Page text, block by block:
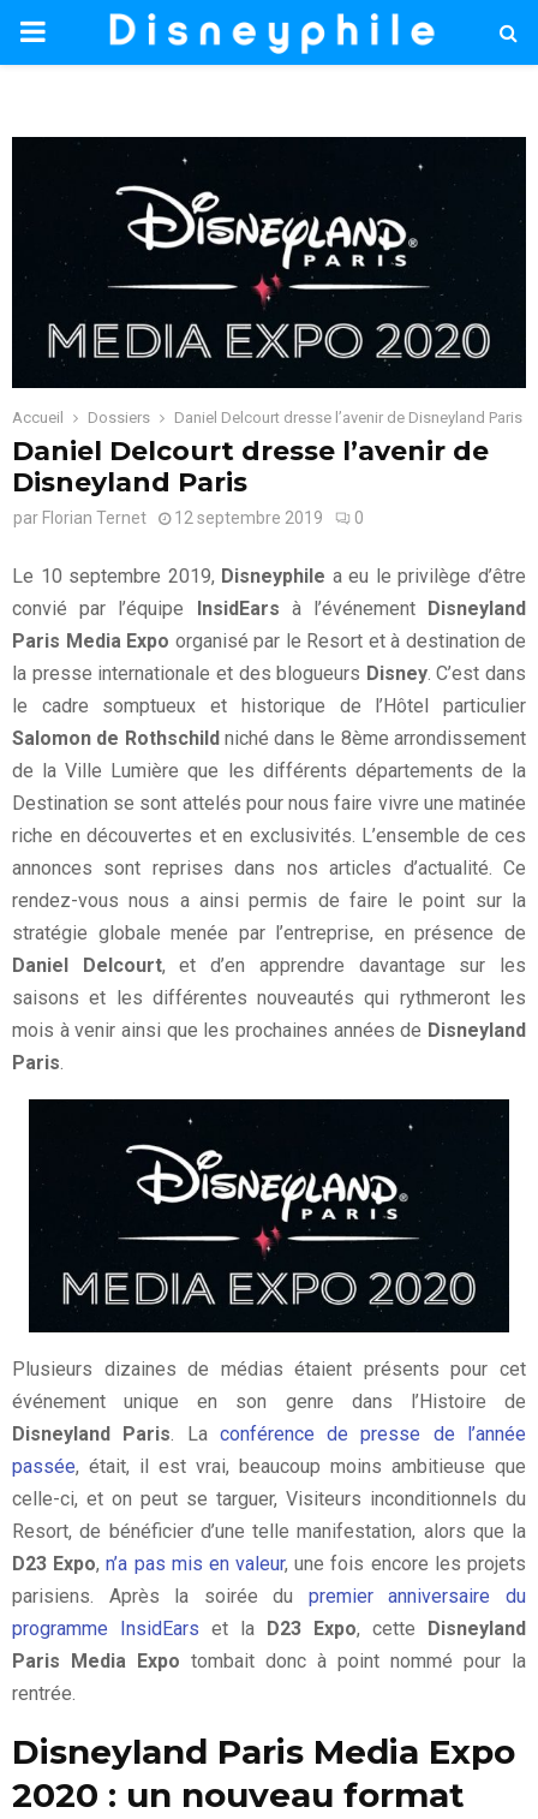
PRIMARY
Accueil Dossiers Daniel Delcourt dresse l’avenir de Disneyland Paris
Daniel Delcourt dresse l’avenir de
Disneyland Paris
par Florian Ternet 12 septembre 2019 0
Le 10 septembre 2019, Disneyphile a eu le privilège d’être
convié par l’équipe InsidEars à l’événement Disneyland
Paris Media Expo organisé par le Resort et à destination de
la presse internationale et des blogueurs Disney. C’est dans
le cadre somptueux et historique de l’Hôtel particulier
Salomon de Rothschildniché dans le 8ème arrondissement
de la Ville Lumière que les différents départements de la
Destination se sont attelés pour nous faire vivre une matinée
riche en découvertes et en exclusivités. L’ensemble de ces
annonces sont reprises dans nos articles d’actualité. Ce
rendez-vous nous a ainsi permis de faire le point sur la
stratégie globale menée par l’entreprise, en présence de
Daniel Delcourt, et d’en apprendre davantage sur les
saisons et les différentes nouveautés qui rythmeront les
mois à venir ainsi que les prochaines années de Disneyland
Paris
Plusieurs dizaines de médias étaient présents pour cet
événement unique en son genre dans l’Histoire de
Disneyland Paris. La conférence de presse de l’année
passée, était, il est vrai, beaucoup moins ambitieuse que
celle-ci, et on peut se targuer, Visiteurs inconditionnels du
Resort, de bénéficier d’une telle manifestation, alors que la
D23 Expo,n’a pas mis en valeur, une fois encore les projets
parisiens. Après la soirée du premier anniversaire du
programme InsidEars et la D23 Expo, cette
Disneyland
Paris Media Expo tombait donc à point nommé pour la
rentrée.
Disneyland Paris Media Expo
2020 : un nouveau format